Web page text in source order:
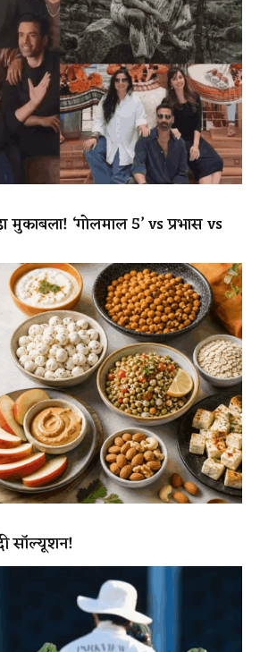
‘गोलमाल 5’ vs प्रभास vs
सॉल्यूशन!